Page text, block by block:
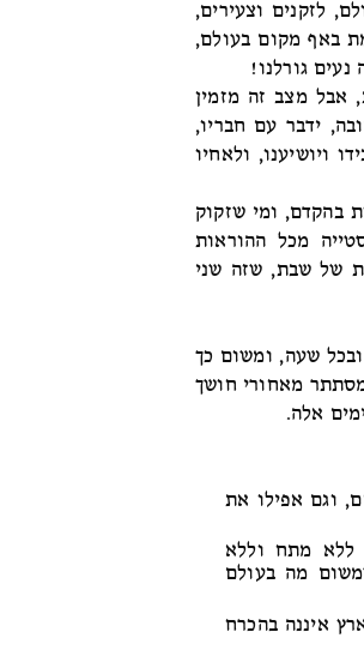
לזקנים וצעירים,
באף מקום בעולם,
גורלנו!
אבל מצב זה מזמין
ידבר עם חבריו,
ויושיענו, ולאחיו
בהקדם, ומי שזקוק
מכל ההוראות
של שבת, שזה שני
שעה, ומשום כך
מאחורי חושך
אלה.
וגם אפילו את
ללא מתח וללא
מה בעולם
איננה בהכרח